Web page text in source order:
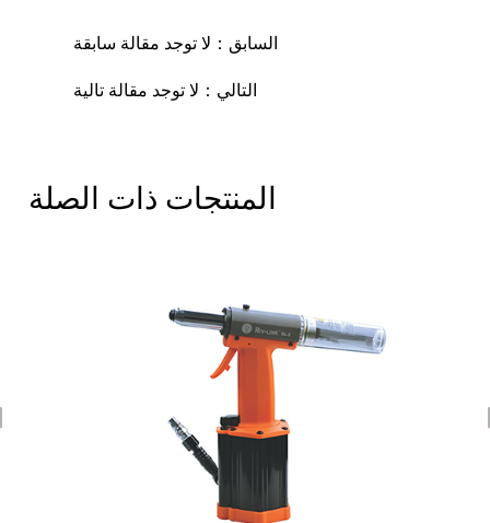
السابق：لا توجد مقالة سابقة
التالي：لا توجد مقالة تالية
المنتجات ذات الصلة